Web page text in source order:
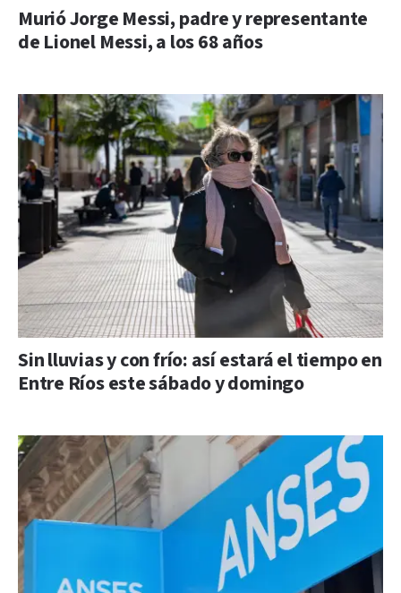
Murió Jorge Messi, padre y representante
de Lionel Messi, a los 68 años
Sin lluvias y con frío: así estará el tiempo en
Entre Ríos este sábado y domingo